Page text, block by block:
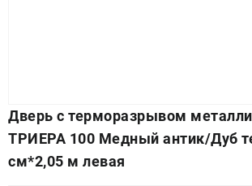
Дверь с терморазрывом
ТРИЕРА 100 Медный антик/Дуб
см*2,05 м левая